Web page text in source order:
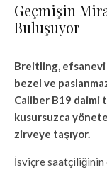
Geçmişin
Buluşuyor
Breitling, efsanevi
bezel ve
Caliber B19 daimi
kusursuzca
zirveye taşıyor.
İsviçre saatçiliğinin